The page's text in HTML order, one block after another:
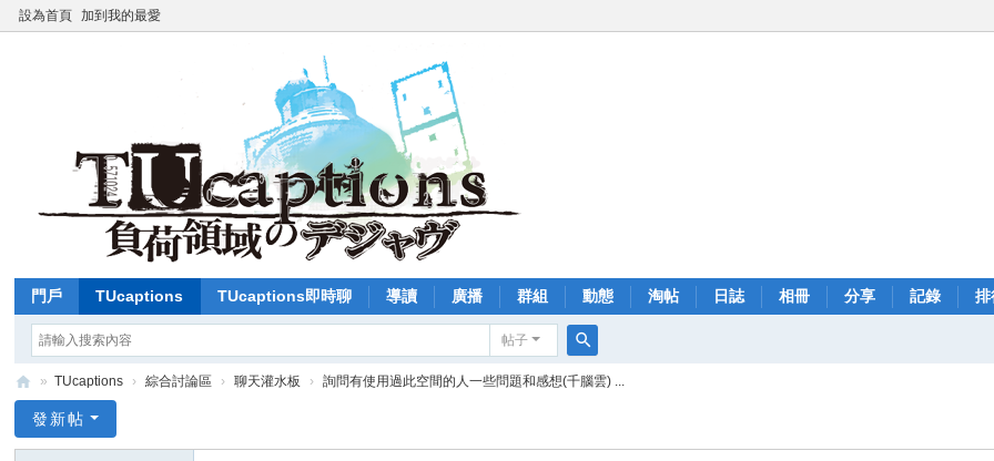
設為首頁 加到我的最愛
門戶 TUcaptions TUcaptions即時聊 導讀 廣播 群組 動態 淘帖 日誌 相冊 分享 記錄 排
帖子
搜
U
» TUcaptions › 綜合討論區 › 聊天灌水板 › 詢問有使用過此空間的人一些問題和感想(千腦雲) ...
發新帖